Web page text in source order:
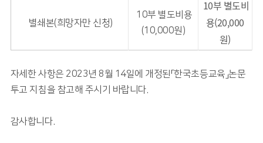
별쇄본(희망자만 신청)
10부 별도비용
(10,000원)
10부 별도비
용(20,000
원)
자세한 사항은 2023년 8월 14일에 개정된「한국초등교육」논문
투고 지침을 참고해 주시기 바랍니다.
감사합니다.